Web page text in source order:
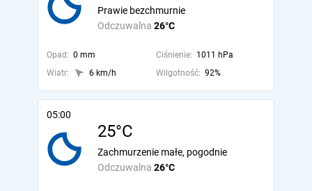
Odczuwalna 26°C
Prawie bezchmurnie
Opad: 0 mm Ciśnienie: 1011 hPa
Wiatr:
6 km/h Wilgotność: 92%
05:00
25°C
Odczuwalna 26°C
Zachmurzenie małe, pogodnie